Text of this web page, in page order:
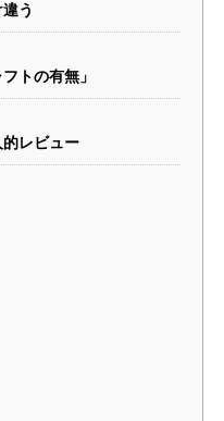
う
トの有無」
レビュー